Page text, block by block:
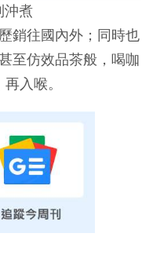
沖煮
銷往國內外；同時也
至仿效品茶般，喝咖
入喉。